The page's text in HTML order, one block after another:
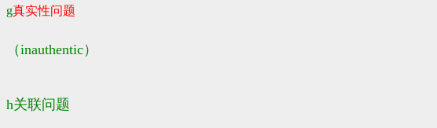
g真实性问题
（inauthentic）
h关联问题